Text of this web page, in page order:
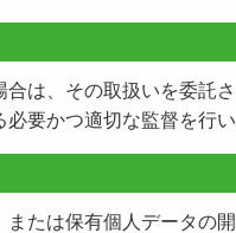
は、その取扱いを委託
要かつ適切な監督を行い
たは保有個人データの